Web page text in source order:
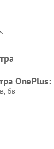
OnePlus:
6в